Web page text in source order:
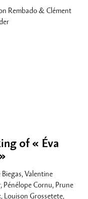
Rembado & Clément
of « Éva
Biegas, Valentine
Pénélope Cornu, Prune
Louison Grossetete,